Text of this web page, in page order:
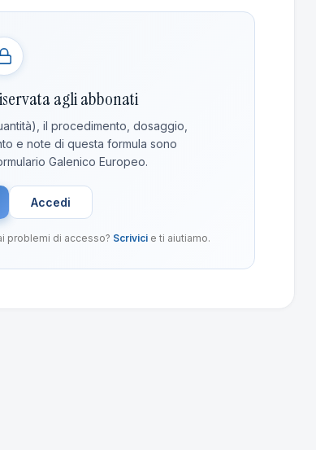
agli abbonati
il procedimento, dosaggio,
e note di questa formula sono
Galenico Europeo.
Accedi
problemi di accesso? Scrivicie ti aiutiamo.